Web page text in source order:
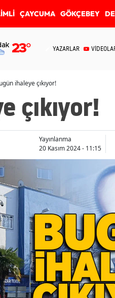
ÇAYCUMA GÖKÇEBEY
23° YAZARLAR
ihaleye çıkıyor!
çıkıyor!
Yayınlanma
20 Kasım 2024 - 11:15